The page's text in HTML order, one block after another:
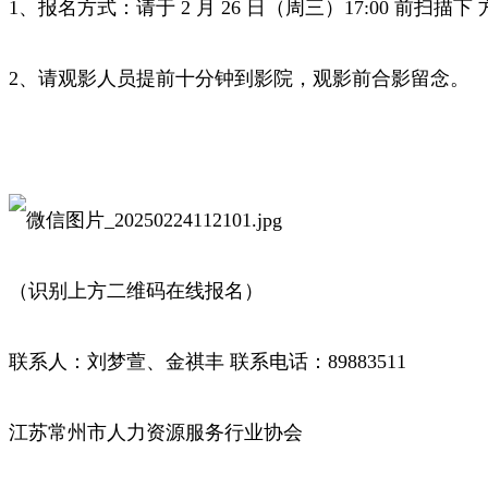
1、报名方式：请于 2 月 26 日（周三）17:00 前扫描下
2、请观影人员提前十分钟到影院，观影前合影留念。
（识别上方二维码在线报名）
联系人：刘梦萱、金祺丰 联系电话：89883511
江苏常州市人力资源服务行业协会